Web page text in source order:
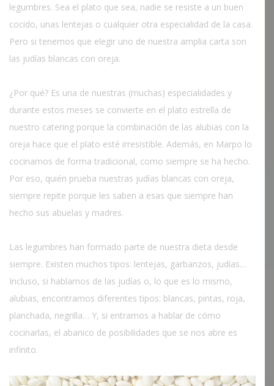
legumbres. Sea el plato que sea, nadie se resiste a un buen
cocido, unas lentejas o cualquier otra especialidad de la casa.
Pero si tenemos que elegir uno de nuestra amplia carta son
las judías blancas con oreja.
¿Por qué? Es una de nuestras (muchas) especialidades y
durante estos meses se convierte en el plato estrella de
nuestro catering porque la combinación de las alubias con la
oreja hace que el plato esté irresistible. Además, en Marpo lo
cocinamos de forma tradicional, como siempre se ha hecho.
Por eso, quién prueba nuestras judías blancas con oreja,
siempre repite porque les saben a esas que siempre han
hecho sus abuelas y madres.
Las legumbres han formado parte de nuestra dieta desde
siempre. Existen muchos tipos: lentejas, garbanzos, judías…
Incluso, si hablamos de las judías o, lo que es lo mismo,
alubias, encontramos diferentes tipos: blancas, pintas, roja,
planchada, negrilla… Y, si entramos a hablar de cómo
cocinarlas, el abanico de posibilidades que se nos abre es
infinito.